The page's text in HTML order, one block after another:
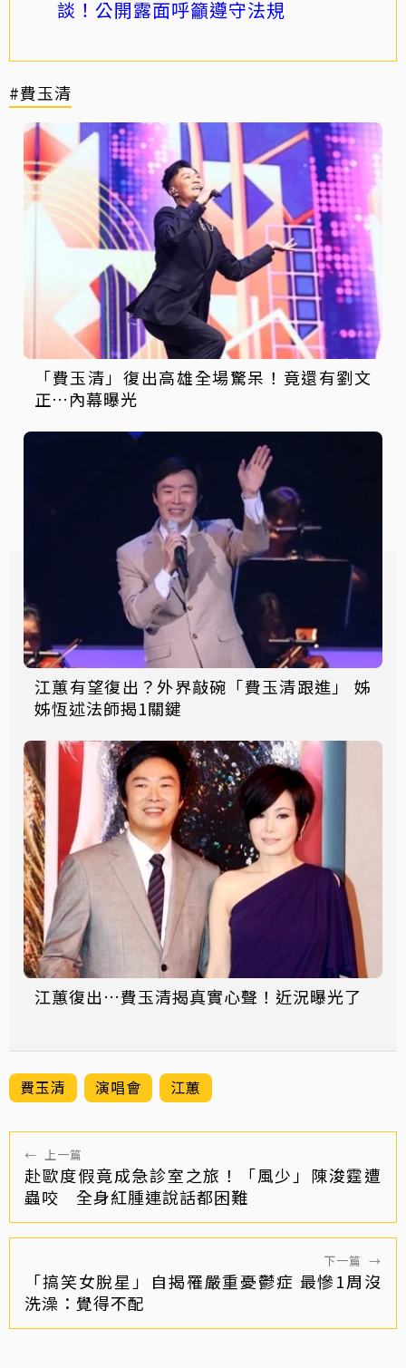
談！公開露面呼籲遵守法規
#費玉清
「費玉清」復出高雄全場驚呆！竟還有劉文
正…內幕曝光
江蕙有望復出？外界敲碗「費玉清跟進」 姊
姊恆述法師揭1關鍵
江蕙復出…費玉清揭真實心聲！近況曝光了
費玉清 演唱會 江蕙
← 上一篇
赴歐度假竟成急診室之旅！「風少」陳浚霆遭
蟲咬 全身紅腫連說話都困難
下一篇 →
「搞笑女脫星」自揭罹嚴重憂鬱症 最慘1周沒
洗澡：覺得不配